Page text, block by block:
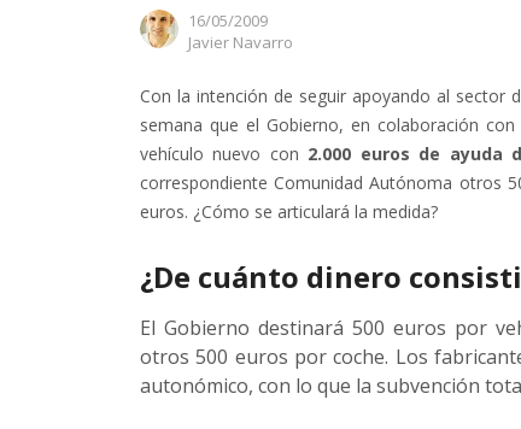
16/05/2009
Author
Javier Navarro
Con la intención de seguir apoyando al sector
semana que el Gobierno, en colaboración
vehículo nuevo con 2.000 euros de
correspondiente Comunidad Autónoma otros
euros. ¿Cómo se articulará la medida?
¿De cuánto dinero
El Gobierno destinará 500 euros por
otros 500 euros por coche. Los
autonómico, con lo que la subvención